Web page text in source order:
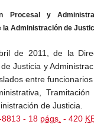
Procesal y
Administración de
de 2011, de la
Justicia y
entre
de Justicia.
8813 - 18 págs. - 420